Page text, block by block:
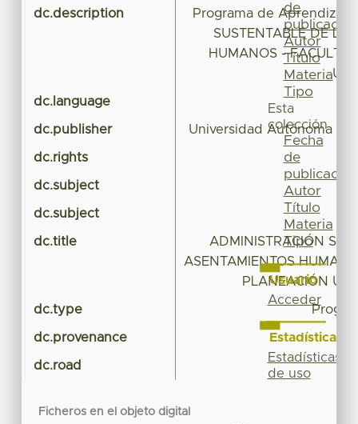
dc.description
Programa de Aprendizaje
SUSTENTABLE DE
HUMANOS -
dc.language
dc.publisher Universidad Autónoma
dc.rights
dc.subject
dc.subject
dc.title
ADMINISTRACIÓN
ASENTAMIENTOS
PLANEACIÓN
dc.type
dc.provenance
dc.road
Ficheros en el objeto digital
de
publicación
Autor
Título
Materia
Tipo
Esta
colección
Fecha
de
publicación
Autor
Título
Materia
Tipo
Usuario
Acceder
Estadísticas
Estadísticas
de uso